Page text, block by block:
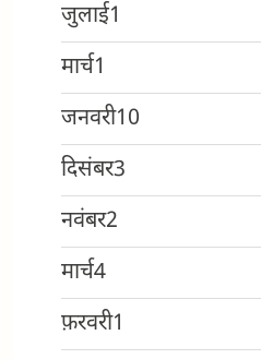
जुलाई1
मार्च1
जनवरी10
दिसंबर3
नवंबर2
मार्च4
फ़रवरी1